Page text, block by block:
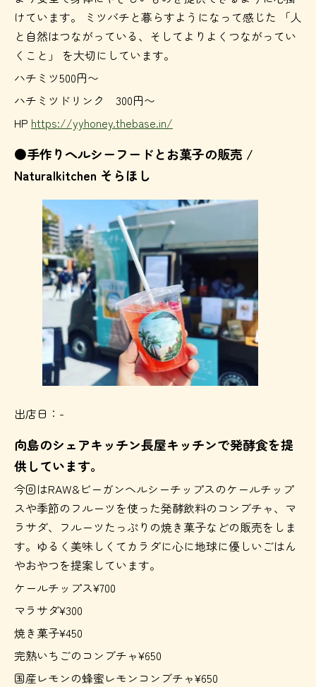
けています。 ミツバチと暮らすようになって感じた 「人
と自然はつながっている、そしてよりよくつながってい
くこと」 を大切にしています。
ハチミツ500円〜
ハチミツドリンク 300円〜
HP https://yyhoney.thebase.in/
●手作りヘルシーフードとお菓子の販売 /
Naturalkitchen そらほし
出店日：-
向島のシェアキッチン長屋キッチンで発酵食を提
供しています。
今回はRAW&ビーガンヘルシーチップスのケールチップ
スや季節のフルーツを使った発酵飲料のコンブチャ、マ
ラサダ、フルーツたっぷりの焼き菓子などの販売をしま
す。ゆるく美味しくてカラダに心に地球に優しいごはん
やおやつを提案しています。
ケールチップス¥700
マラサダ¥300
焼き菓子¥450
完熟いちごのコンブチャ¥650
国産レモンの蜂蜜レモンコンブチャ¥650